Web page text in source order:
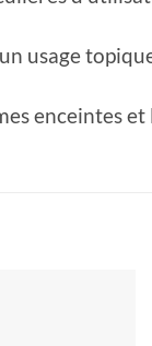
usage
enceintes et